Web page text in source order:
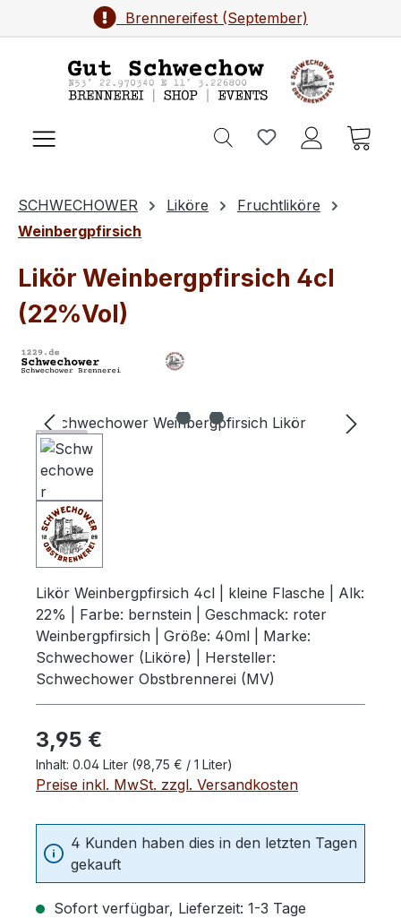
Zum Hauptinhalt springenBrennereifest (September)
SCHWECHOWER Liköre
Fruchtliköre
Weinbergpfirsich
Likör Weinbergpfirsich 4cl
(22%Vol)
Bildergalerie überspringen
78 ..
Schwechower
Likör Weinbergpfirsich 4cl | kleine Flasche | Alk:
22% | Farbe: bernstein | Geschmack: roter
Weinbergpfirsich | Größe: 40ml | Marke:
Schwechower (Liköre) | Hersteller:
Schwechower Obstbrennerei (MV)
Regulärer Preis:
3,95 €
Inhalt: 0.04 Liter (98,75 € / 1 Liter)
Preise inkl. MwSt. zzgl. Versandkosten
4 Kunden haben dies in den letzten Tagen
gekauft
Sofort verfügbar, Lieferzeit: 1-3 Tage